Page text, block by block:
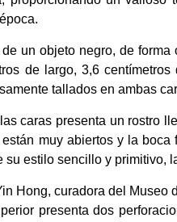
de un objeto negro, de
de largo, 3,6
tallados en ambas
caras presenta un rostro
están muy abiertos y la boca
su estilo sencillo y primitivo,
Hong, curadora del Museo
presenta dos